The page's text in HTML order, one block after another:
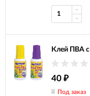
Клей ПВА
40 ₽
Под заказ